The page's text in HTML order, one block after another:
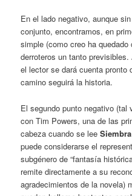
En el lado negativo, aunque
conjunto, encontramos, en
simple (como creo ha
derroteros un tanto
el lector se dará cuenta pronto
camino seguirá la historia.
El segundo punto negativo
con Tim Powers, una de las
cabeza cuando se lee
puede considerarse el
subgénero de “fantasía
remite directamente a su
agradecimientos de la novela)